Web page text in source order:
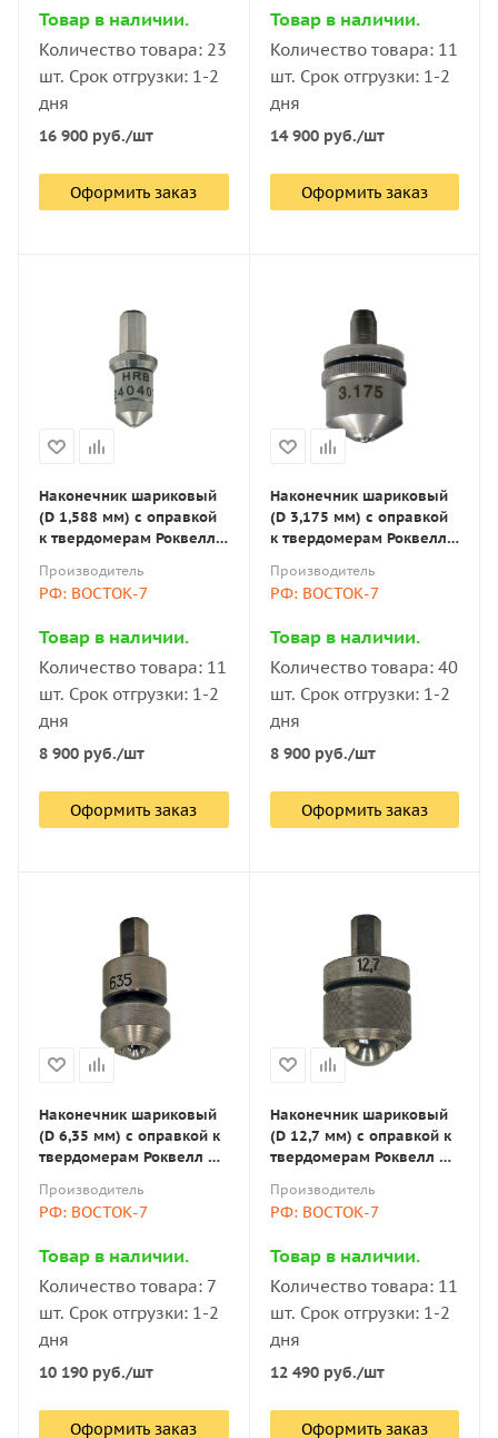
Товар в наличии.
Количество товара: 23
шт. Срок отгрузки: 1-2
дня
16 900 руб./шт
Оформить заказ
Товар в наличии.
Количество товара: 11
шт. Срок отгрузки: 1-2
дня
14 900руб./шт
Оформить заказ
Наконечник шариковый
(D 1,588 мм) с оправкой
к твердомерам Роквелл
Производитель
РФ: ВОСТОК-7
Товар в наличии.
Количество товара: 11
шт. Срок отгрузки: 1-2
дня
8 900 руб./шт
Оформить заказ
Наконечник шариковый
(D 3,175 мм) с оправкой
к твердомерам Роквелл
Производитель
РФ: ВОСТОК-7
Товар в наличии.
Количество товара: 40
шт. Срок отгрузки: 1-2
дня
8 900руб./шт
Оформить заказ
Наконечник шариковый
(D 6,35 мм) с оправкой к
твердомерам Роквелл и
Производитель
РФ: ВОСТОК-7
Товар в наличии.
Количество товара: 7
шт. Срок отгрузки: 1-2
дня
10 190 руб./шт
Оформить заказ
Наконечник шариковый
(D 12,7 мм) с оправкой к
твердомерам Роквелл и
Производитель
РФ: ВОСТОК-7
Товар в наличии.
Количество товара: 11
шт. Срок отгрузки: 1-2
дня
12 490руб./шт
Оформить заказ